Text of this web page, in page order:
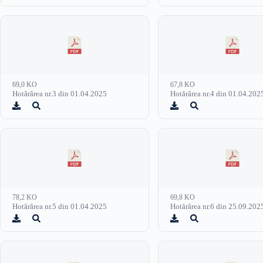
69,0 KO
Hotărârea nr.3 din 01.04.2025
67,8 KO
Hotărârea nr.4 din
78,2 KO
Hotărârea nr.5 din 01.04.2025
69,8 KO
Hotărârea nr.6 din